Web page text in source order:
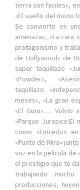
tierra son faciles»,
«El sueño del mono
Se convierte en
amenaza», «La
protagonismo y
de Hollywood» de
super taquillazo
«Powder»,
taquillazo
meses», «La gran
«El Guru»…. Volvio
«Parque
como «Enrredos
«Punto de Mira»
voz en la pelicula de
el prestigio que te
trabajando
producciones,